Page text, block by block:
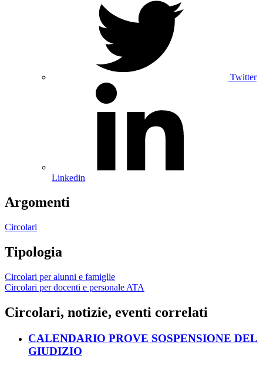
Twitter
Linkedin
Argomenti
Circolari
Tipologia
Circolari per alunni e famiglie
Circolari per docenti e personale ATA
Circolari, notizie, eventi correlati
CALENDARIO PROVE SOSPENSIONE DEL
GIUDIZIO